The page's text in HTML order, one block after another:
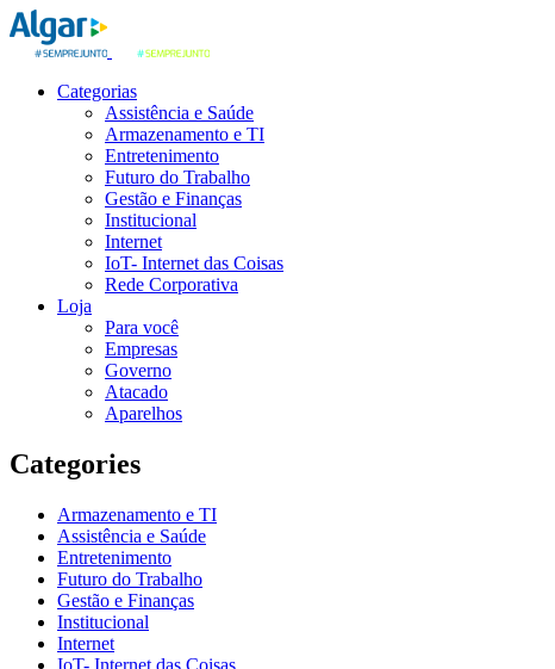
Categorias
Assistência e Saúde
Armazenamento e TI
Entretenimento
Futuro do Trabalho
Gestão e Finanças
Institucional
Internet
IoT- Internet das Coisas
Rede Corporativa
Loja
Para você
Empresas
Governo
Atacado
Aparelhos
Categories
Armazenamento e TI
Assistência e Saúde
Entretenimento
Futuro do Trabalho
Gestão e Finanças
Institucional
Internet
IoT- Internet das Coisas